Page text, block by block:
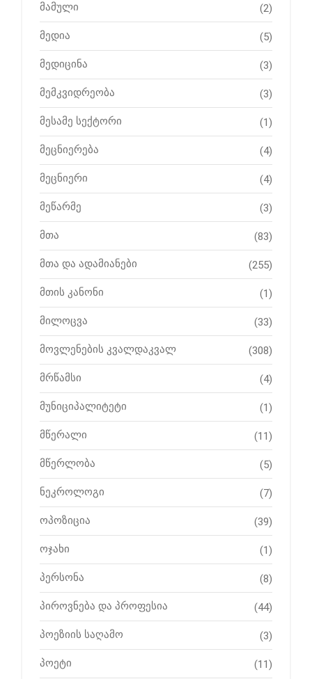
მამული (2)
მედია (5)
მედიცინა (3)
მემკვიდრეობა (3)
მესამე სექტორი (1)
მეცნიერება (4)
მეცნიერი (4)
მეწარმე (3)
მთა (83)
მთა და ადამიანები (255)
მთის კანონი (1)
მილოცვა (33)
მოვლენების კვალდაკვალ (308)
მრწამსი (4)
მუნიციპალიტეტი (1)
მწერალი (11)
მწერლობა (5)
ნეკროლოგი (7)
ოპოზიცია (39)
ოჯახი (1)
პერსონა (8)
პიროვნება და პროფესია (44)
პოეზიის საღამო (3)
პოეტი (11)